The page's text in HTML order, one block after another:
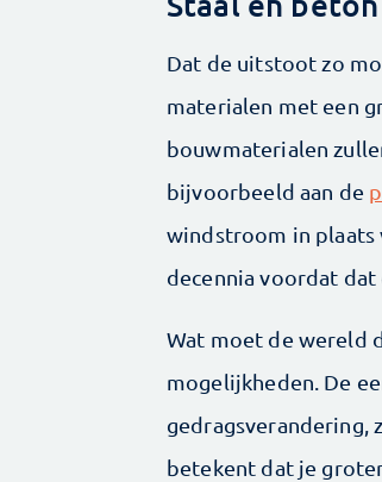
Dat de uitstoot zo
materialen met een
bouwmaterialen
bijvoorbeeld aan de
windstroom in plaats
decennia voordat
Wat moet de wereld
mogelijkheden. De
betekent dat je